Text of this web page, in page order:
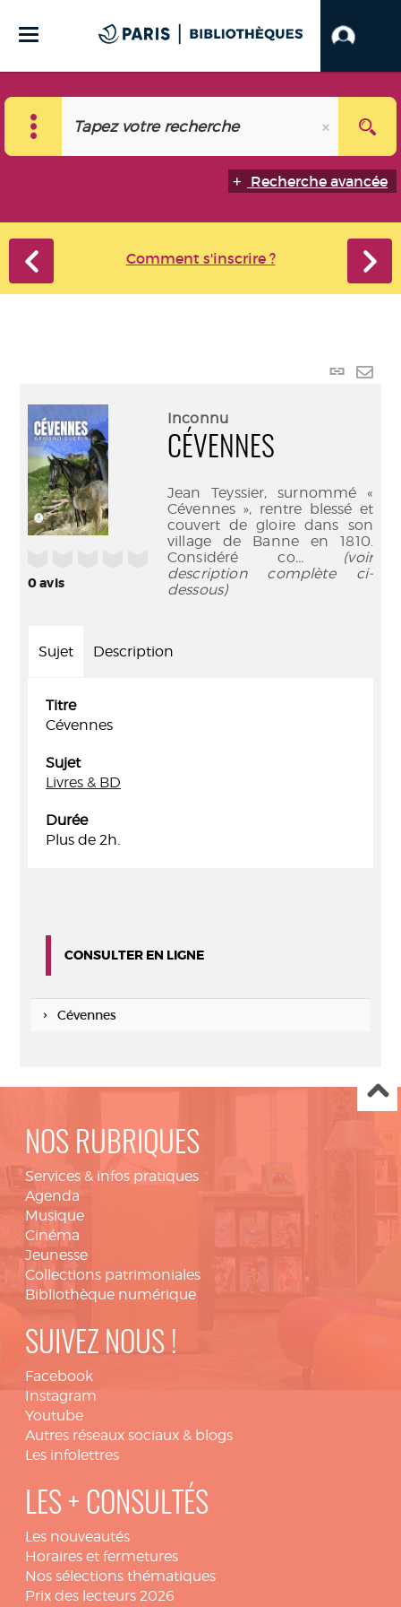
Recherche avancée
Comment s'inscrire ?
Lien
0avis
Inconnu
CÉVENNES
Jean Teyssier, surnommé «
Cévennes », rentre blessé et
couvert de gloire dans son
village de Banne en 1810.
Considéré co... (voir
description complète ci-
dessous)
Sujet Description
Titre
Cévennes
Sujet
Livres & BD
Durée
Plus de 2h.
CONSULTER EN LIGNE
Cévennes
NOS RUBRIQUES
Services & infos pratiques
Agenda
Musique
Cinéma
Jeunesse
Collections patrimoniales
Bibliothèque numérique
SUIVEZ NOUS !
Facebook
Instagram
Youtube
Autres réseaux sociaux & blogs
Les infolettres
LES + CONSULTÉS
Les nouveautés
Horaires et fermetures
Nos sélections thématiques
Prix des lecteurs 2026